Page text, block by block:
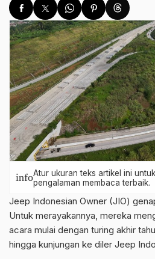
infoAtur ukuran teks artikel ini
pengalaman membaca terbaik.
Jeep Indonesian Owner (JIO)
Untuk merayakannya, mereka
acara mulai dengan turing akhir
hingga kunjungan ke diler Jeep